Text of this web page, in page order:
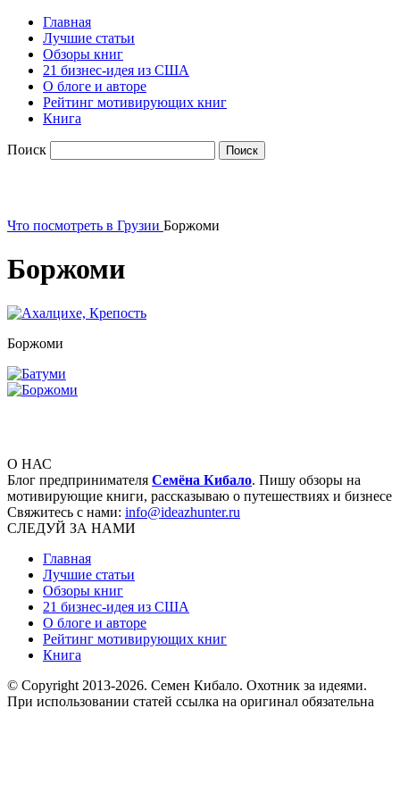
Главная
Лучшие статьи
Обзоры книг
21 бизнес-идея из США
О блоге и авторе
Рейтинг мотивирующих книг
Книга
Поиск
Что посмотреть в Грузии Боржоми
Боржоми
Боржоми
О НАС
Блог предпринимателя Семёна Кибало. Пишу обзоры на
мотивирующие книги, рассказываю о путешествиях и бизнесе
Свяжитесь с нами: info@ideazhunter.ru
СЛЕДУЙ ЗА НАМИ
Главная
Лучшие статьи
Обзоры книг
21 бизнес-идея из США
О блоге и авторе
Рейтинг мотивирующих книг
Книга
© Copyright 2013-2026. Семен Кибало. Охотник за идеями.
При использовании статей ссылка на оригинал обязательна